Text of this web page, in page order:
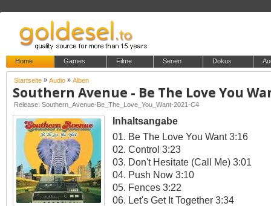
Home Games Filme Serien Dokus
Startseite » Audio » Alben
Southern Avenue - Be The Love You
Release: Southern_Avenue-Be_The_Love_You_Want-2021-C4
Inhaltsangabe
01. Be The Love You Want 3:16
02. Control 3:23
03. Don't Hesitate (Call Me) 3:01
04. Push Now 3:10
05. Fences 3:22
06. Let's Get It Together 3:34